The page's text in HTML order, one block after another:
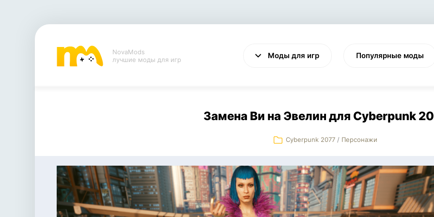
NovaMods
лучшие моды для игр
Моды для игр
VALHEIM CYBERPUNK 2077
Популярные моды
Замена Ви на Эвелин для Cyberpunk
Cyberpunk 2077 / Персонажи